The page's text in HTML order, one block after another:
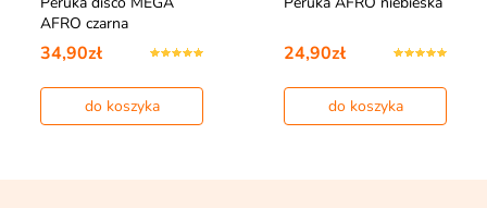
AFRO czarna
34,90zł
do koszyka
24,90zł
do koszyka